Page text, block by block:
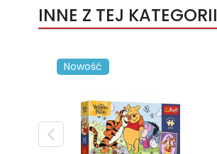
INNE Z TEJ KATEGORII
Nowość